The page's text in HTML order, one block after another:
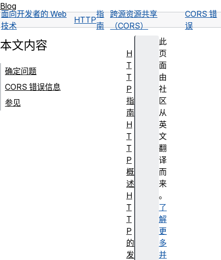
Blog
面向开发者的 Web
技术
HTTP
指
南
跨源资源共享
（CORS）
CORS 错
误
此
页
面
由
社
区
从
英
文
翻
译
而
来
。
了
解
更
多
并
本文内容
确定问题
CORS 错误信息
参见
H
T
T
P
指
南
H
T
T
P
概
述
H
T
T
P
的
发